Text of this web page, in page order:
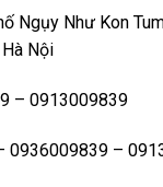
Ngụy Như Kon
Hà Nội
– 0913009839
0936009839 –